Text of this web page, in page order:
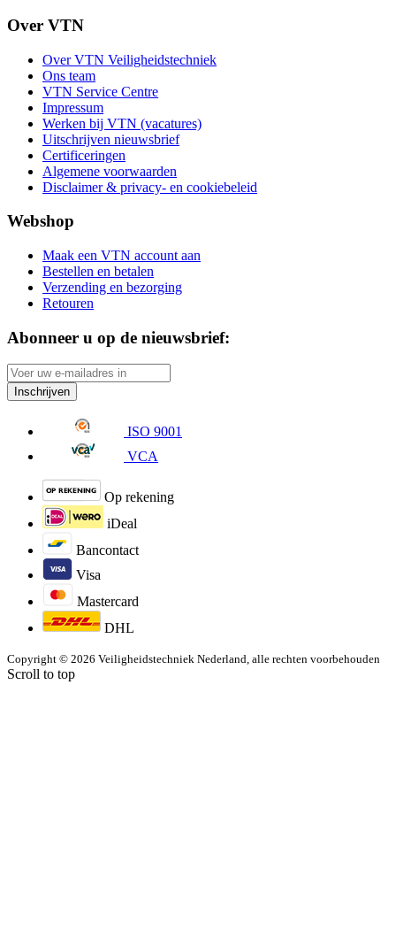
Over VTN
Over VTN Veiligheidstechniek
Ons team
VTN Service Centre
Impressum
Werken bij VTN (vacatures)
Uitschrijven nieuwsbrief
Certificeringen
Algemene voorwaarden
Disclaimer & privacy- en cookiebeleid
Webshop
Maak een VTN account aan
Bestellen en betalen
Verzending en bezorging
Retouren
Abonneer u op de nieuwsbrief:
Inschrijven
ISO 9001
VCA
Op rekening
iDeal
Bancontact
Visa
Mastercard
DHL
Copyright © 2026 Veiligheidstechniek Nederland, alle rechten voorbehouden
Scroll to top